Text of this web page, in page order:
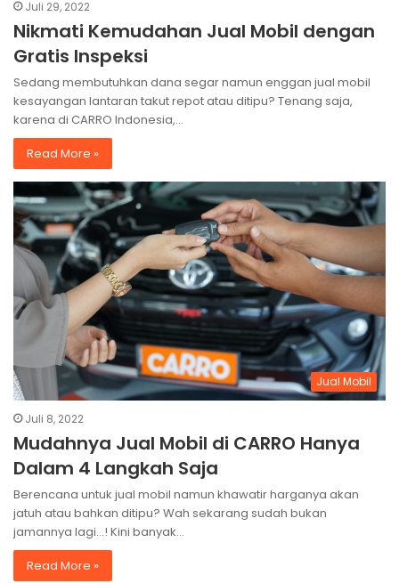
Juli 29, 2022
Nikmati Kemudahan Jual Mobil dengan
Gratis Inspeksi
Sedang membutuhkan dana segar namun enggan jual mobil
kesayangan lantaran takut repot atau ditipu? Tenang saja,
karena di CARRO Indonesia,…
Read More »
Jual Mobil
Juli 8, 2022
Mudahnya Jual Mobil di CARRO Hanya
Dalam 4 Langkah Saja
Berencana untuk jual mobil namun khawatir harganya akan
jatuh atau bahkan ditipu? Wah sekarang sudah bukan
jamannya lagi…! Kini banyak…
Read More »